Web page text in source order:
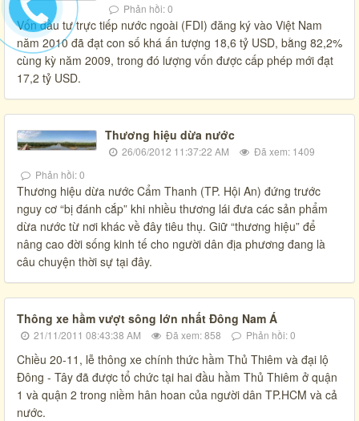
Phản hồi: 0
Vốn đầu tư trực tiếp nước ngoài (FDI) đăng ký vào Việt Nam
năm 2010 đã đạt con số khá ấn tượng 18,6 tỷ USD, bằng 82,2%
cùng kỳ năm 2009, trong đó lượng vốn được cấp phép mới đạt
17,2 tỷ USD.
Thương hiệu dừa nước
26/06/2012 11:37:22 AM
Đã xem: 1409
Phản hồi: 0
Thương hiệu dừa nước Cẩm Thanh (TP. Hội An) đứng trước
nguy cơ “bị đánh cắp” khi nhiều thương lái đưa các sản phẩm
dừa nước từ nơi khác về đây tiêu thụ. Giữ “thương hiệu” để
nâng cao đời sống kinh tế cho người dân địa phương đang là
câu chuyện thời sự tại đây.
Thông xe hầm vượt sông lớn nhất Đông Nam Á
21/11/2011 08:43:38 AM Đã xem: 858 Phản hồi: 0
Chiều 20-11, lễ thông xe chính thức hầm Thủ Thiêm và đại lộ
Đông - Tây đã được tổ chức tại hai đầu hầm Thủ Thiêm ở quận
1 và quận 2 trong niềm hân hoan của người dân TP.HCM và cả
nước.